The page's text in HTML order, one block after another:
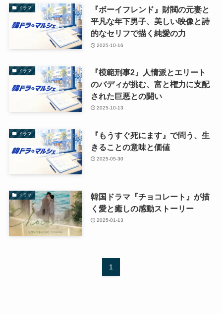
ドラマ
『ボーイフレンド』財閥の元妻と
平凡な年下男子、美しい映像と詩
的なセリフで描く純愛の力
2025-10-16
ドラマ
『模範刑事2』人情派とエリート
のバディが挑む、富と権力に支配
された巨悪との闘い
2025-10-13
ドラマ
『もうすぐ死にます』で問う、生
きることの意味と価値
2025-05-30
ドラマ
韓国ドラマ『チョコレート』が描
く愛と癒しの感動ストーリー
2025-01-13
1